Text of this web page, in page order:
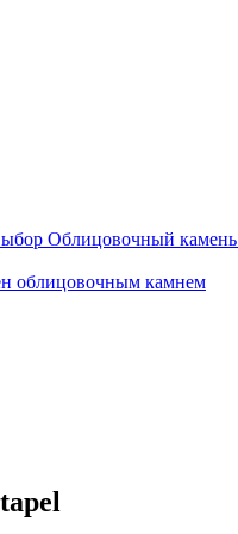
Облицовочный камень
облицовочным камнем